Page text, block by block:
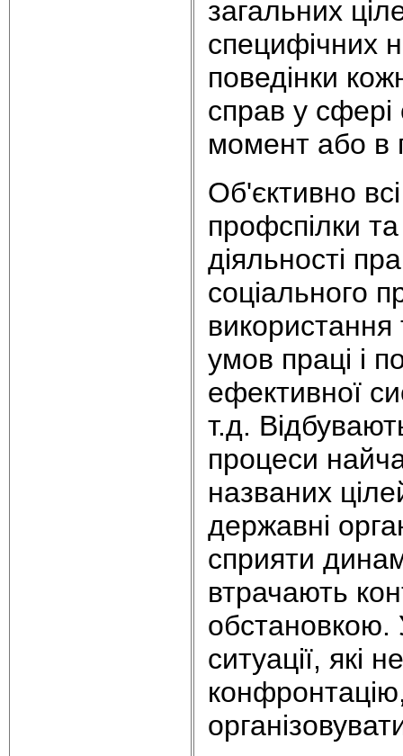
загальних
специфічних
поведінки
справ у сфері
момент або в
Об'єктивно
профспілки
діяльності
соціального
використання
умов праці і
ефективної
т.д.
процеси
названих
державні
сприяти
втрачають
обстановкою.
ситуації, які